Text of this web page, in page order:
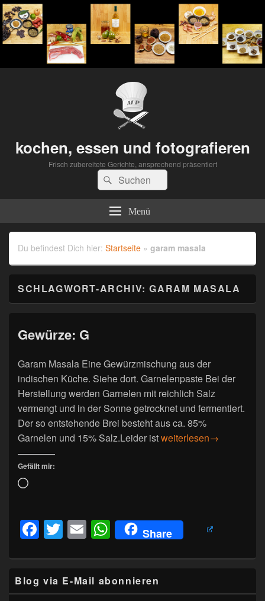
kochen, essen und fotografieren
Frisch zubereitete Gerichte, ansprechend präsentiert
Suchen
nach:
Suchen
Menü
Du befindest Dich hier: Startseite » garam masala
SCHLAGWORT-ARCHIV:GARAM MASALA
Gewürze: G
Garam Masala Eine Gewürzmischung aus der
indischen Küche. Siehe dort. Garnelenpaste Bei der
Herstellung werden Garnelen mit reichlich Salz
vermengt und in der Sonne getrocknet und fermentiert.
Der so entstehende Brei besteht aus ca. 85%
Garnelen und 15% Salz.Leider istGewürze: G
weiterlesen→
Gefällt mir:
Wird
F
a
c
e
T
wi
tt
er
E
m
ail
W
h
at
s
Share
Seitenleisten-
Widgetbereich
Blog via E-Mail abonnieren